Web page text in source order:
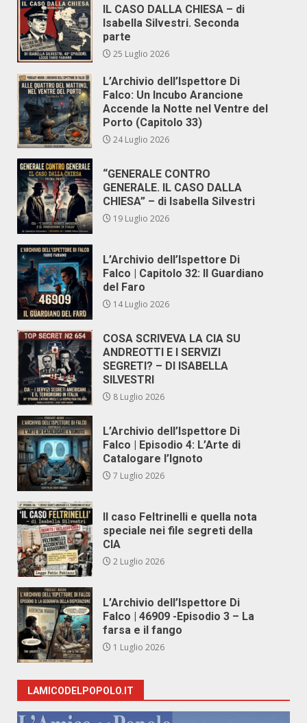
IL CASO DALLA CHIESA – di
Isabella Silvestri. Seconda
parte
25 Luglio 2026
L’Archivio dell’Ispettore Di
Falco: Un Incubo Arancione
Accende la Notte nel Ventre del
Porto (Capitolo 33)
24 Luglio 2026
“GENERALE CONTRO
GENERALE. IL CASO DALLA
CHIESA” – di Isabella Silvestri
19 Luglio 2026
L’Archivio dell’Ispettore Di
Falco | Capitolo 32: Il Guardiano
del Faro
14 Luglio 2026
COSA SCRIVEVA LA CIA SU
ANDREOTTI E I SERVIZI
SEGRETI? – DI ISABELLA
SILVESTRI
8 Luglio 2026
L’Archivio dell’Ispettore Di
Falco | Episodio 4: L’Arte di
Catalogare l’Ignoto
7 Luglio 2026
Il caso Feltrinelli e quella nota
speciale nei file segreti della
CIA
2 Luglio 2026
L’Archivio dell’Ispettore Di
Falco | 46909 -Episodio 3 – La
farsa e il fango
1 Luglio 2026
LAMICODELPOPOLO.IT